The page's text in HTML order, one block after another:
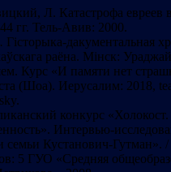
Л. Катастрофа евреев
гг. Тель-Авив: 2000.
. Гісторыка-дакументальная
раёна. Мінск:
Курс «И памяти нет
(Шоа). Иерусалим: 2018,
конкурс
Интервью-
семьи Кустанович-Гутман».
5 ГУО «Средняя